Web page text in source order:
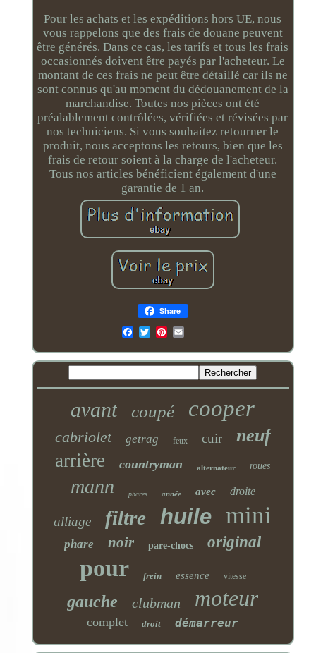
Pour les achats et les expéditions hors UE, nous
vous rappelons que des frais de douane peuvent
être générés. Dans ce cas, les tarifs et tous les frais
occasionnés doivent être payés par l'acheteur. Le
montant de ces frais ne peut être détaillé car ils ne
sont connus qu'au moment du dédouanement de la
marchandise. Toutes nos pièces ont été
préalablement contrôlées, vérifiées et révisées par
nos techniciens. Si vous souhaitez retourner le
produit, nous acceptons les retours, bien que les
frais de retour soient à la charge de l'acheteur.
Tous nos articles bénéficient également d'une
garantie de 1 an.
Share
Email
avant coupé cooper
cabriolet getrag feux cuir neuf
arrière countryman alternateur roues
mann phares année avec droite
alliage filtre huile mini
phare noir pare-chocs original
pour frein essence vitesse
gauche clubman moteur
complet droit démarreur